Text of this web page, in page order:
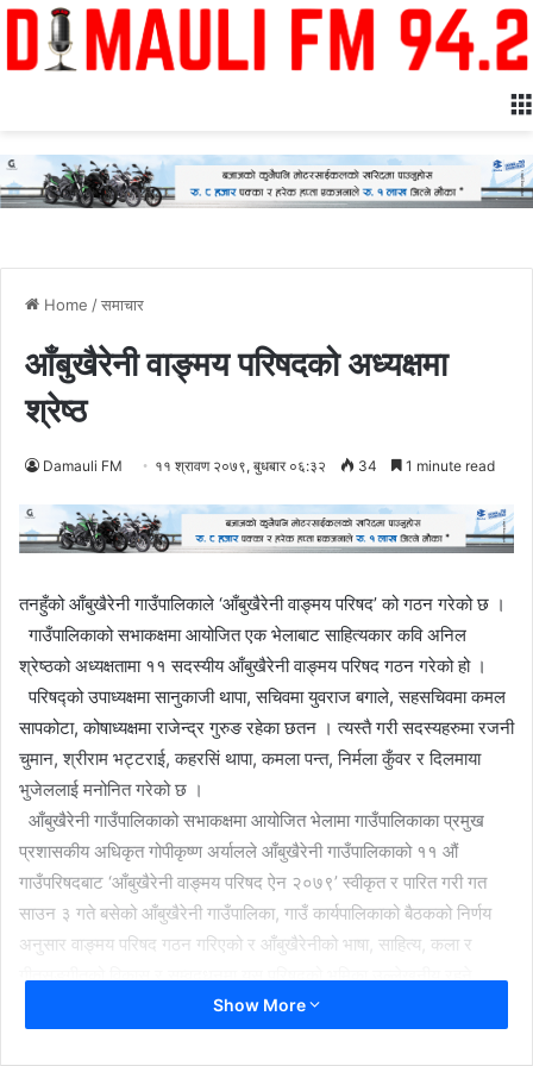
Home /समाचार
आँबुखैरेनी वाङ्मय परिषदको अध्यक्षमा
श्रेष्ठ
Damauli FM ११ श्रावण २०७९, बुधबार ०६:३२ 34 1 minute read
तनहुँको आँबुखैरेनी गाउँपालिकाले ‘आँबुखैरेनी वाङ्मय परिषद’ को गठन गरेको छ ।
गाउँपालिकाको सभाकक्षमा आयोजित एक भेलाबाट साहित्यकार कवि अनिल
श्रेष्ठको अध्यक्षतामा ११ सदस्यीय आँबुखैरेनी वाङ्मय परिषद गठन गरेको हो ।
परिषद्को उपाध्यक्षमा सानुकाजी थापा, सचिवमा युवराज बगाले, सहसचिवमा कमल
सापकोटा, कोषाध्यक्षमा राजेन्द्र गुरुङ रहेका छतन । त्यस्तै गरी सदस्यहरुमा रजनी
चुमान, श्रीराम भट्टराई, कहरसिं थापा, कमला पन्त, निर्मला कुँवर र दिलमाया
भुजेललाई मनोनित गरेको छ ।
आँबुखैरेनी गाउँपालिकाको सभाकक्षमा आयोजित भेलामा गाउँपालिकाका प्रमुख
प्रशासकीय अधिकृत गोपीकृष्ण अर्यालले आँबुखैरेनी गाउँपालिकाको ११ औं
गाउँपरिषदबाट ‘आँबुखैरेनी वाङ्मय परिषद ऐन २०७९’ स्वीकृत र पारित गरी गत
साउन ३ गते बसेको आँबुखैरेनी गाउँपालिका, गाउँ कार्यपालिकाको बैठकको निर्णय
अनुसार वाङ्मय परिषद गठन गरिएको र आँबुखैरेनीको भाषा, साहित्य, कला र
गीतसङ्गीतको विकास र सम्वद्र्धनमा यस परिषदको भूमिका उल्लेखनीय रहने
Show More